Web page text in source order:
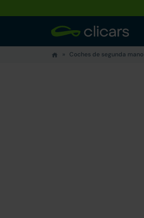
Coches de segunda mano